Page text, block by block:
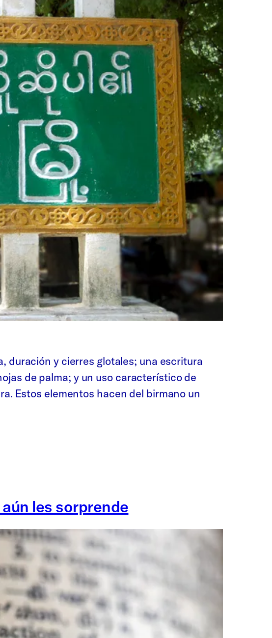
duración y cierres glotales; una escritura
de palma; y un uso característico de
Estos elementos hacen del birmano un
les sorprende